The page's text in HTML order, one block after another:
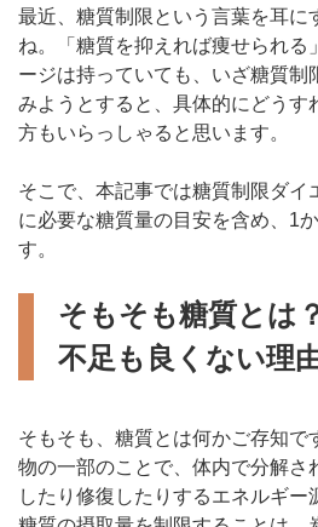
最近、糖質制限という言葉を耳に
ね。「糖質を抑えれば痩せられる
ージは持っていても、いざ糖質制
みようとすると、具体的にどうす
方もいらっしゃると思います。
そこで、本記事では糖質制限ダイ
に必要な糖質量の目安を含め、1
す。
そもそも糖質とは
不足も良くない理
そもそも、糖質とは何かご存知で
物の一部のことで、体内で分解さ
したり修復したりするエネルギー